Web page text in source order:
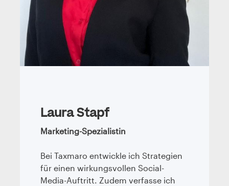
Laura Stapf
Marketing-Spezialistin
Bei Taxmaro entwickle ich Strategien
für einen wirkungsvollen Social-
Media-Auftritt. Zudem verfasse ich